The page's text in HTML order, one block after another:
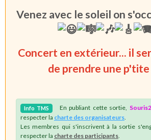
Venez avec le soleil on
Concert en extérieur... il
de prendre une p'tite
Info TMS En publiant cette sortie,
respecter la charte des organisateurs
Les membres qui s'inscrivent à la sortie
respecter la charte des participants